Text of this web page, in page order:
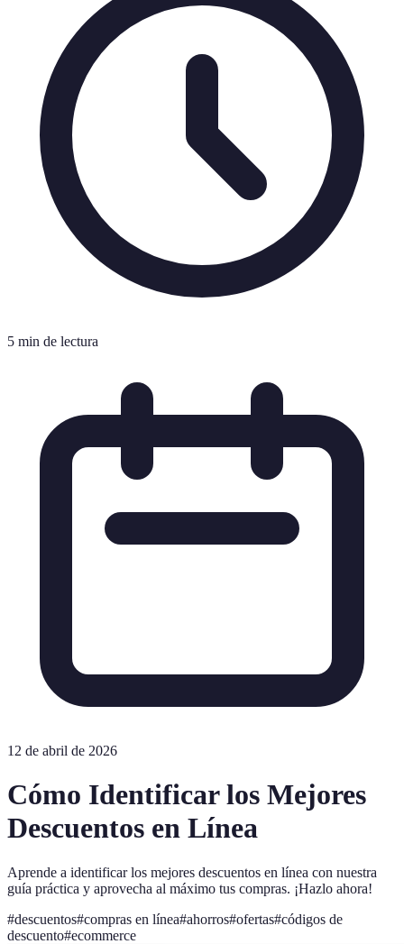
5 min de lectura
12 de abril de 2026
Cómo Identificar los Mejores
Descuentos en Línea
Aprende a identificar los mejores descuentos en línea con nuestra
guía práctica y aprovecha al máximo tus compras. ¡Hazlo ahora!
#descuentos#compras en línea#ahorros#ofertas#códigos de
descuento#ecommerce